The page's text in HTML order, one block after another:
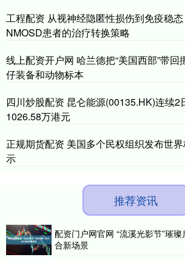
工程配资 从视神经隐匿性损伤到免疫稳
NMOSD患者的治疗转换策略
线上配资开户网 哈兰德把“美国西部”带
仔装备和动物标本
四川炒股配资 昆仑能源(00135.HK)连续2
1026.58万港元
正规期货配资 美国多个民权组织发布世
示
推荐资讯
配资门户网官网 “流溪光影节”璀
合新场景